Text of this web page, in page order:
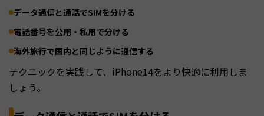
データ通信と通話でSIMを分ける
電話番号を公用・私用で分ける
海外旅行で国内と同じように通信する
テクニックを実践して、iPhone14をより快適に利用しま
しょう。